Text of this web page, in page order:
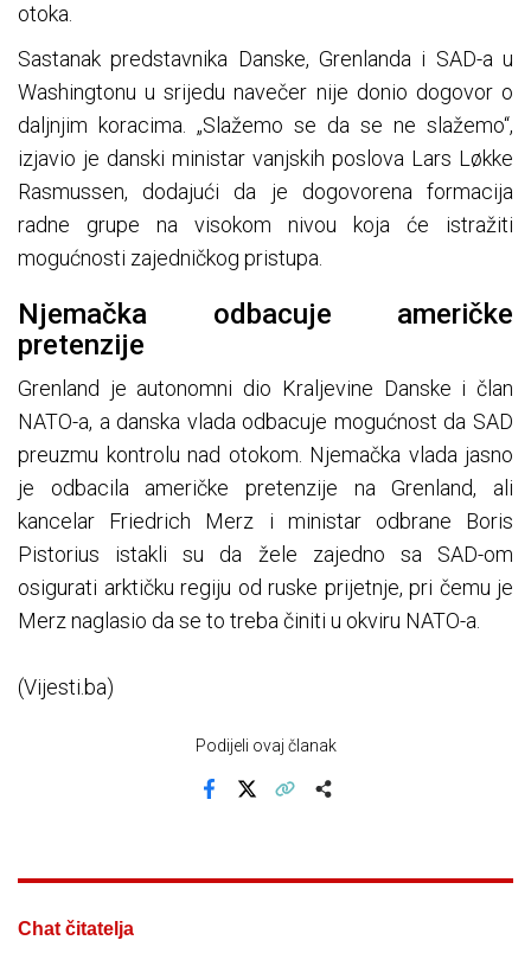
otoka.
Sastanak predstavnika Danske, Grenlanda i SAD-a u
Washingtonu u srijedu navečer nije donio dogovor o
daljnjim koracima. „Slažemo se da se ne slažemo“,
izjavio je danski ministar vanjskih poslova Lars Løkke
Rasmussen, dodajući da je dogovorena formacija
radne grupe na visokom nivou koja će istražiti
mogućnosti zajedničkog pristupa.
Njemačka odbacuje američke
pretenzije
Grenland je autonomni dio Kraljevine Danske i član
NATO-a, a danska vlada odbacuje mogućnost da SAD
preuzmu kontrolu nad otokom. Njemačka vlada jasno
je odbacila američke pretenzije na Grenland, ali
kancelar Friedrich Merz i ministar odbrane Boris
Pistorius istakli su da žele zajedno sa SAD-om
osigurati arktičku regiju od ruske prijetnje, pri čemu je
Merz naglasio da se to treba činiti u okviru NATO-a.
(Vijesti.ba)
Podijeli ovaj članak
Chat čitatelja